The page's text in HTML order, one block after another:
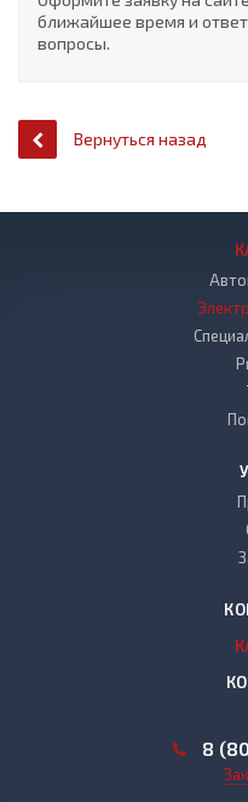
ближайшее время и
вопросы.
Вернуться назад
8